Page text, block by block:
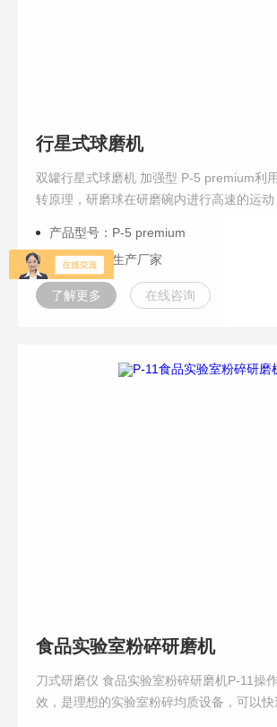
行星式球磨机
双罐行星式球磨机 加强型 P-5 premium利
转原理，研磨球在研磨碗内进行高速的运动
达2.2kw的马达驱动力，转速800rpm ，很
度，可快速将样品研磨至0.1μm以下。
产品型号：P-5 premium
厂商性质：生产厂家
了解更多 在线咨询
食品实验室粉碎研磨机
刀式研磨仪 食品实验室粉碎研磨机P-11操
效，是理想的实验室粉碎均质设备，可以快